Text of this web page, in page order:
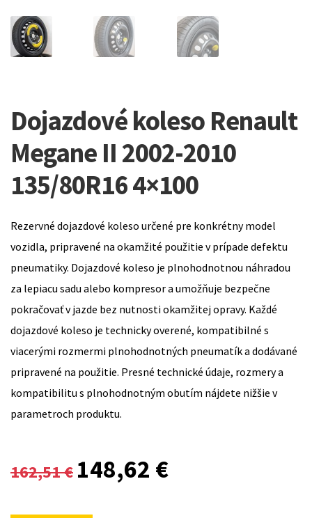
Dojazdové koleso Renault
Megane II 2002-2010
135/80R16 4×100
Rezervné dojazdové koleso určené pre konkrétny model
vozidla, pripravené na okamžité použitie v prípade defektu
pneumatiky. Dojazdové koleso je plnohodnotnou náhradou
za lepiacu sadu alebo kompresor a umožňuje bezpečne
pokračovať v jazde bez nutnosti okamžitej opravy. Každé
dojazdové koleso je technicky overené, kompatibilné s
viacerými rozmermi plnohodnotných pneumatík a dodávané
pripravené na použitie. Presné technické údaje, rozmery a
kompatibilitu s plnohodnotným obutím nájdete nižšie v
parametroch produktu.
162,51€
Original
148,62 €